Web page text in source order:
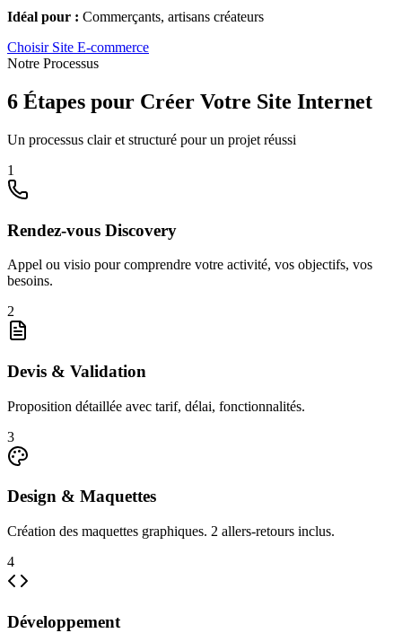
Idéal pour : Commerçants, artisans créateurs
Choisir Site E-commerce
Notre Processus
6 Étapes pour Créer Votre Site Internet
Un processus clair et structuré pour un projet réussi
1
Rendez-vous Discovery
Appel ou visio pour comprendre votre activité, vos objectifs, vos
besoins.
2
Devis & Validation
Proposition détaillée avec tarif, délai, fonctionnalités.
3
Design & Maquettes
Création des maquettes graphiques. 2 allers-retours inclus.
4
Développement